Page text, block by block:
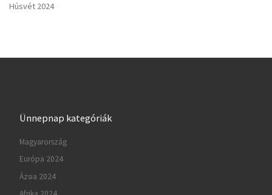
Húsvét 2024
Ünnepnap kategóriák
Magyarország
Európa 2024
Ázsia 2024